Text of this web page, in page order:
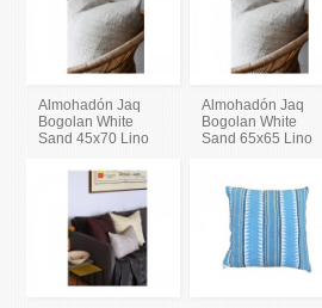
Almohadón Jaq
Bogolan White
Sand 45x70 Lino
Almohadón Jaq
Bogolan White
Sand 65x65 Lino